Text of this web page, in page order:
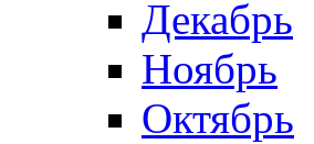
Декабрь
Ноябрь
Октябрь